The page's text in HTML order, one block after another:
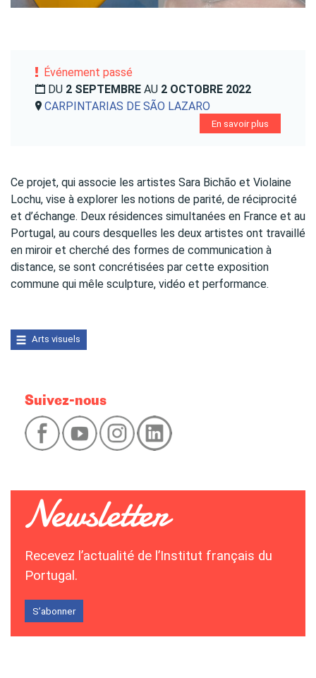
Événement passé
DU 2 SEPTEMBRE AU 2 OCTOBRE 2022
CARPINTARIAS DE SÃO LAZARO
En savoir plus
Ce projet, qui associe les artistes Sara Bichão et Violaine
Lochu, vise à explorer les notions de parité, de réciprocité
et d’échange. Deux résidences simultanées en France et au
Portugal, au cours desquelles les deux artistes ont travaillé
en miroir et cherché des formes de communication à
distance, se sont concrétisées par cette exposition
commune qui mêle sculpture, vidéo et performance.
Arts visuels
Suivez-nous
Recevez l’actualité de l’Institut français du
Portugal.
S’abonner